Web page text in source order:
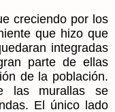
creciendo por los
que hizo que
integradas
parte de ellas
de la población.
las murallas se
El único lado